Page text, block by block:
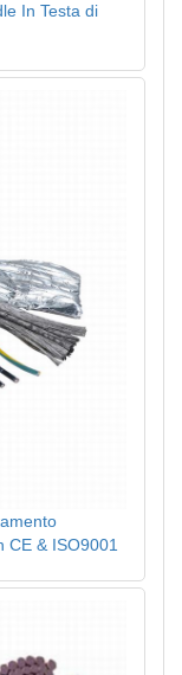
In Testa di
CE & ISO9001